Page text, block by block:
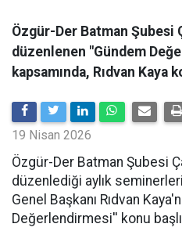
Özgür-Der Batman Şubesi
düzenlenen "Gündem
kapsamında, Rıdvan Kaya
19 Nisan 2026
​Özgür-Der Batman Şubesi
düzenlediği aylık
Genel Başkanı Rıdvan
Değerlendirmesi'' konu